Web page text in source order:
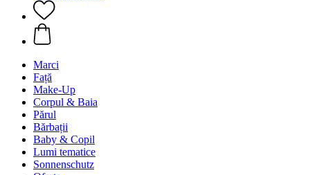
Marci
Față
Make-Up
Corpul & Baia
Părul
Bărbații
Baby & Copil
Lumi tematice
Sonnenschutz